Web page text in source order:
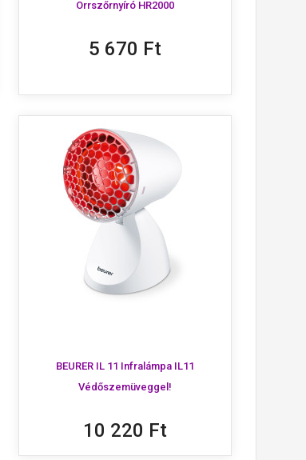
Orrszőrnyíró HR2000
5 670 Ft
BEURER IL 11 Infralámpa IL11
Védőszemüveggel!
10 220 Ft